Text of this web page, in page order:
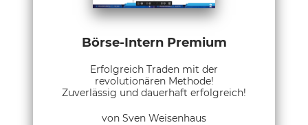
Börse-Intern Premium
Erfolgreich Traden mit der
revolutionären Methode!
Zuverlässig und dauerhaft erfolgreich!
von Sven Weisenhaus